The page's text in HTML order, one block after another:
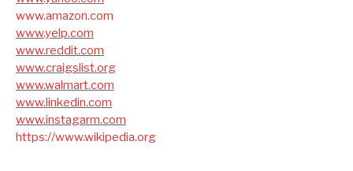
www.amazon.com
www.yelp.com
www.reddit.com
www.craigslist.org
www.walmart.com
www.linkedin.com
www.instagarm.com
https://www.wikipedia.org